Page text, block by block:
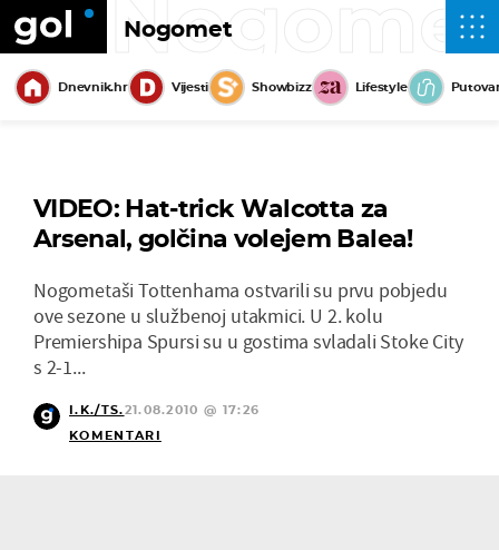
Nogomet
Dnevnik.hr Vijesti Showbizz Lifestyle
VIDEO: Hat-trick Walcotta za
Arsenal, golčina volejem Balea!
Nogometaši Tottenhama ostvarili su prvu pobjedu
ove sezone u službenoj utakmici. U 2. kolu
Premiershipa Spursi su u gostima svladali Stoke City
s 2-1...
I.K./TS.21.08.2010 @ 17:26
KOMENTARI